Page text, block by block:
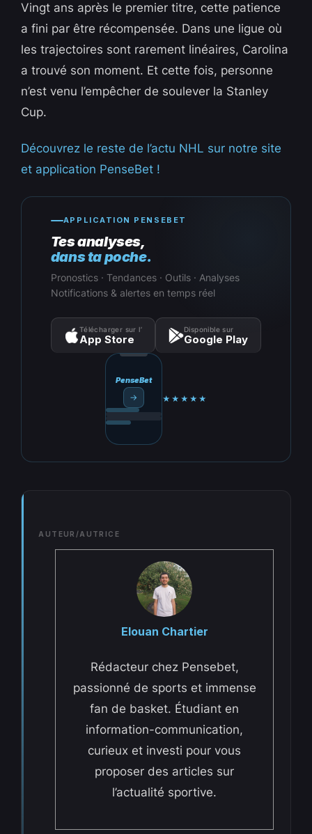
Vingt ans après le premier titre, cette patience
a fini par être récompensée. Dans une ligue où
les trajectoires sont rarement linéaires, Carolina
a trouvé son moment. Et cette fois, personne
n’est venu l’empêcher de soulever la Stanley
Cup.
Découvrez le reste de l’actu NHL sur notre site
et application PenseBet !
APPLICATION PENSEBET
Tes analyses,
dans ta poche.
Pronostics · Tendances · Outils · Analyses
Notifications & alertes en temps réel
Télécharger sur l’
App Store
Disponible sur
Google Play
PenseBet
→ ★★★★★
AUTEUR/AUTRICE
Elouan Chartier
Rédacteur chez Pensebet,
passionné de sports et immense
fan de basket. Étudiant en
information-communication,
curieux et investi pour vous
proposer des articles sur
l’actualité sportive.